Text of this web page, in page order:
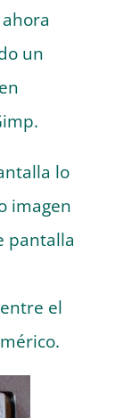
un
lo
imagen
pantalla
el